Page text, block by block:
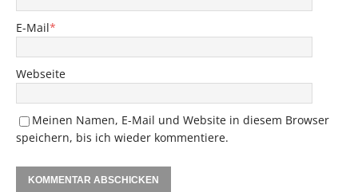
E-Mail*
Webseite
Meinen Namen, E-Mail und Website in diesem Browser
speichern, bis ich wieder kommentiere.